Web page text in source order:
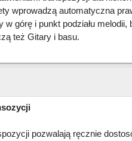
wprowadzą automatyczna
w górę i punkt podziału
też Gitary i basu.
pozwalają ręcznie